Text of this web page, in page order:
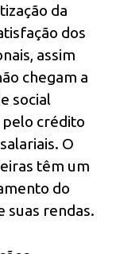
da
dos
assim
chegam a
social
pelo crédito
O
têm um
do
suas rendas.